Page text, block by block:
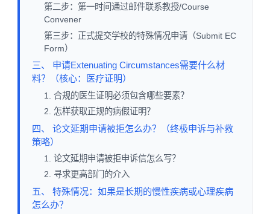
第二步：第一时间通过邮件联系教授/Course
Convener
第三步：正式提交学校的特殊情况申请（Submit EC
Form）
三、 申请Extenuating Circumstances需要什么材
料？（核心：医疗证明）
1. 合规的医生证明必须包含哪些要素？
2. 怎样获取正规的病假证明？
四、 论文延期申请被拒怎么办？（终极申诉与补救
策略）
1. 论文延期申请被拒申诉信怎么写？
2. 寻求更高部门的介入
五、 特殊情况：如果是长期的慢性疾病或心理疾病
怎么办？